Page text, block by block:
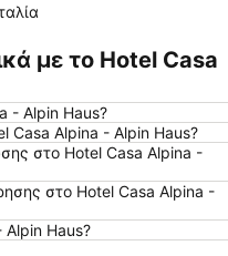
Kaltern
Μεράνο
με το Hotel Casa
- Alpin Haus?
Casa Alpina - Alpin Haus?
στο Hotel Casa Alpina -
στο Hotel Casa Alpina -
Alpin Haus?